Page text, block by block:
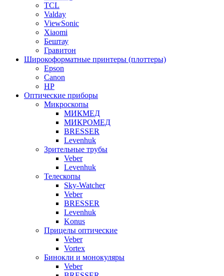
TCL
Valday
ViewSonic
Xiaomi
Бештау
Гравитон
Широкоформатные принтеры (плоттеры)
Epson
Canon
HP
Оптические приборы
Микроскопы
МИКМЕД
МИКРОМЕД
BRESSER
Levenhuk
Зрительные трубы
Veber
Levenhuk
Телескопы
Sky-Watcher
Veber
BRESSER
Levenhuk
Konus
Прицелы оптические
Veber
Vortex
Бинокли и монокуляры
Veber